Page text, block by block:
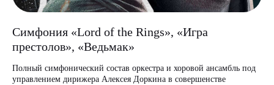
Симфония «Lord of the Rings», «Игра
престолов», «Ведьмак»
Полный симфонический состав оркестра и хоровой ансамбль под
управлением дирижера Алексея Доркина в совершенстве